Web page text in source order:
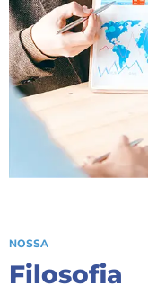
NOSSA
Filosofia